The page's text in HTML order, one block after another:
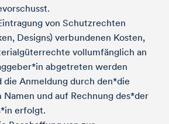
von Schutzrechten
Designs) verbundenen Kosten,
vollumfänglich an
abgetreten werden
die Anmeldung durch den*die
Namen und auf Rechnung des*der
erfolgt.